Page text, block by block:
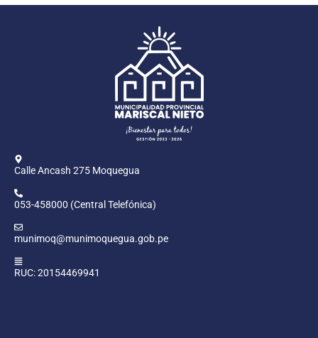
Calle Ancash 275 Moquegua
053-458000 (Central Telefónica)
munimoq@munimoquegua.gob.pe
RUC: 20154469941